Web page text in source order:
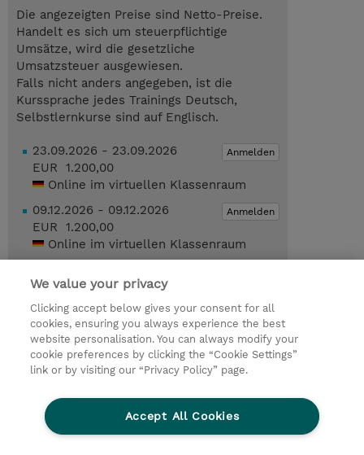
Die angezeigten Preise sind Netto-Preise.
Handelt es sich um steuerpflichtige
Umsätze, wird die gesetzliche
Umsatzsteuer ausgewiesen.
Falls nicht anders angegeben, ist die
Kurssprache jedes Trainings Deutsch,
Selbstlernkurse sind auf Englisch.
Anmelden
23.09.2026 - 23.09.2026
EUR 1.200,00
Online im virtuellen Klassenraum
Anmelden
09.12.2026 - 09.12.2026
EUR 1.200,00
Online im virtuellen Klassenraum
EUR 1.200,00
München
Trainingsanfrage
Investor relations
Ethics and Compliance
We value your privacy
Clicking accept below gives your consent for all
cookies, ensuring you always experience the best
website personalisation. You can always modify your
cookie preferences by clicking the “Cookie Settings”
link or by visiting our “Privacy Policy” page.
Accept All Cookies